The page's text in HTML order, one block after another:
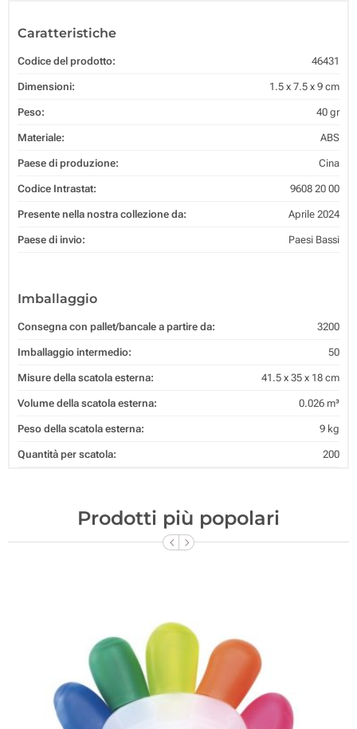
Caratteristiche
Codice del prodotto: 46431
Dimensioni: 1.5 x 7.5 x 9 cm
Peso: 40 gr
Materiale: ABS
Paese di produzione: Cina
Codice Intrastat: 9608 20 00
Presente nella nostra collezione da: Aprile 2024
Paese di invio: Paesi Bassi
Imballaggio
Consegna con pallet/bancale a partire da: 3200
Imballaggio intermedio: 50
Misure della scatola esterna: 41.5 x 35 x 18 cm
Volume della scatola esterna: 0.026 m³
Peso della scatola esterna: 9 kg
Quantità per scatola: 200
Prodotti più popolari